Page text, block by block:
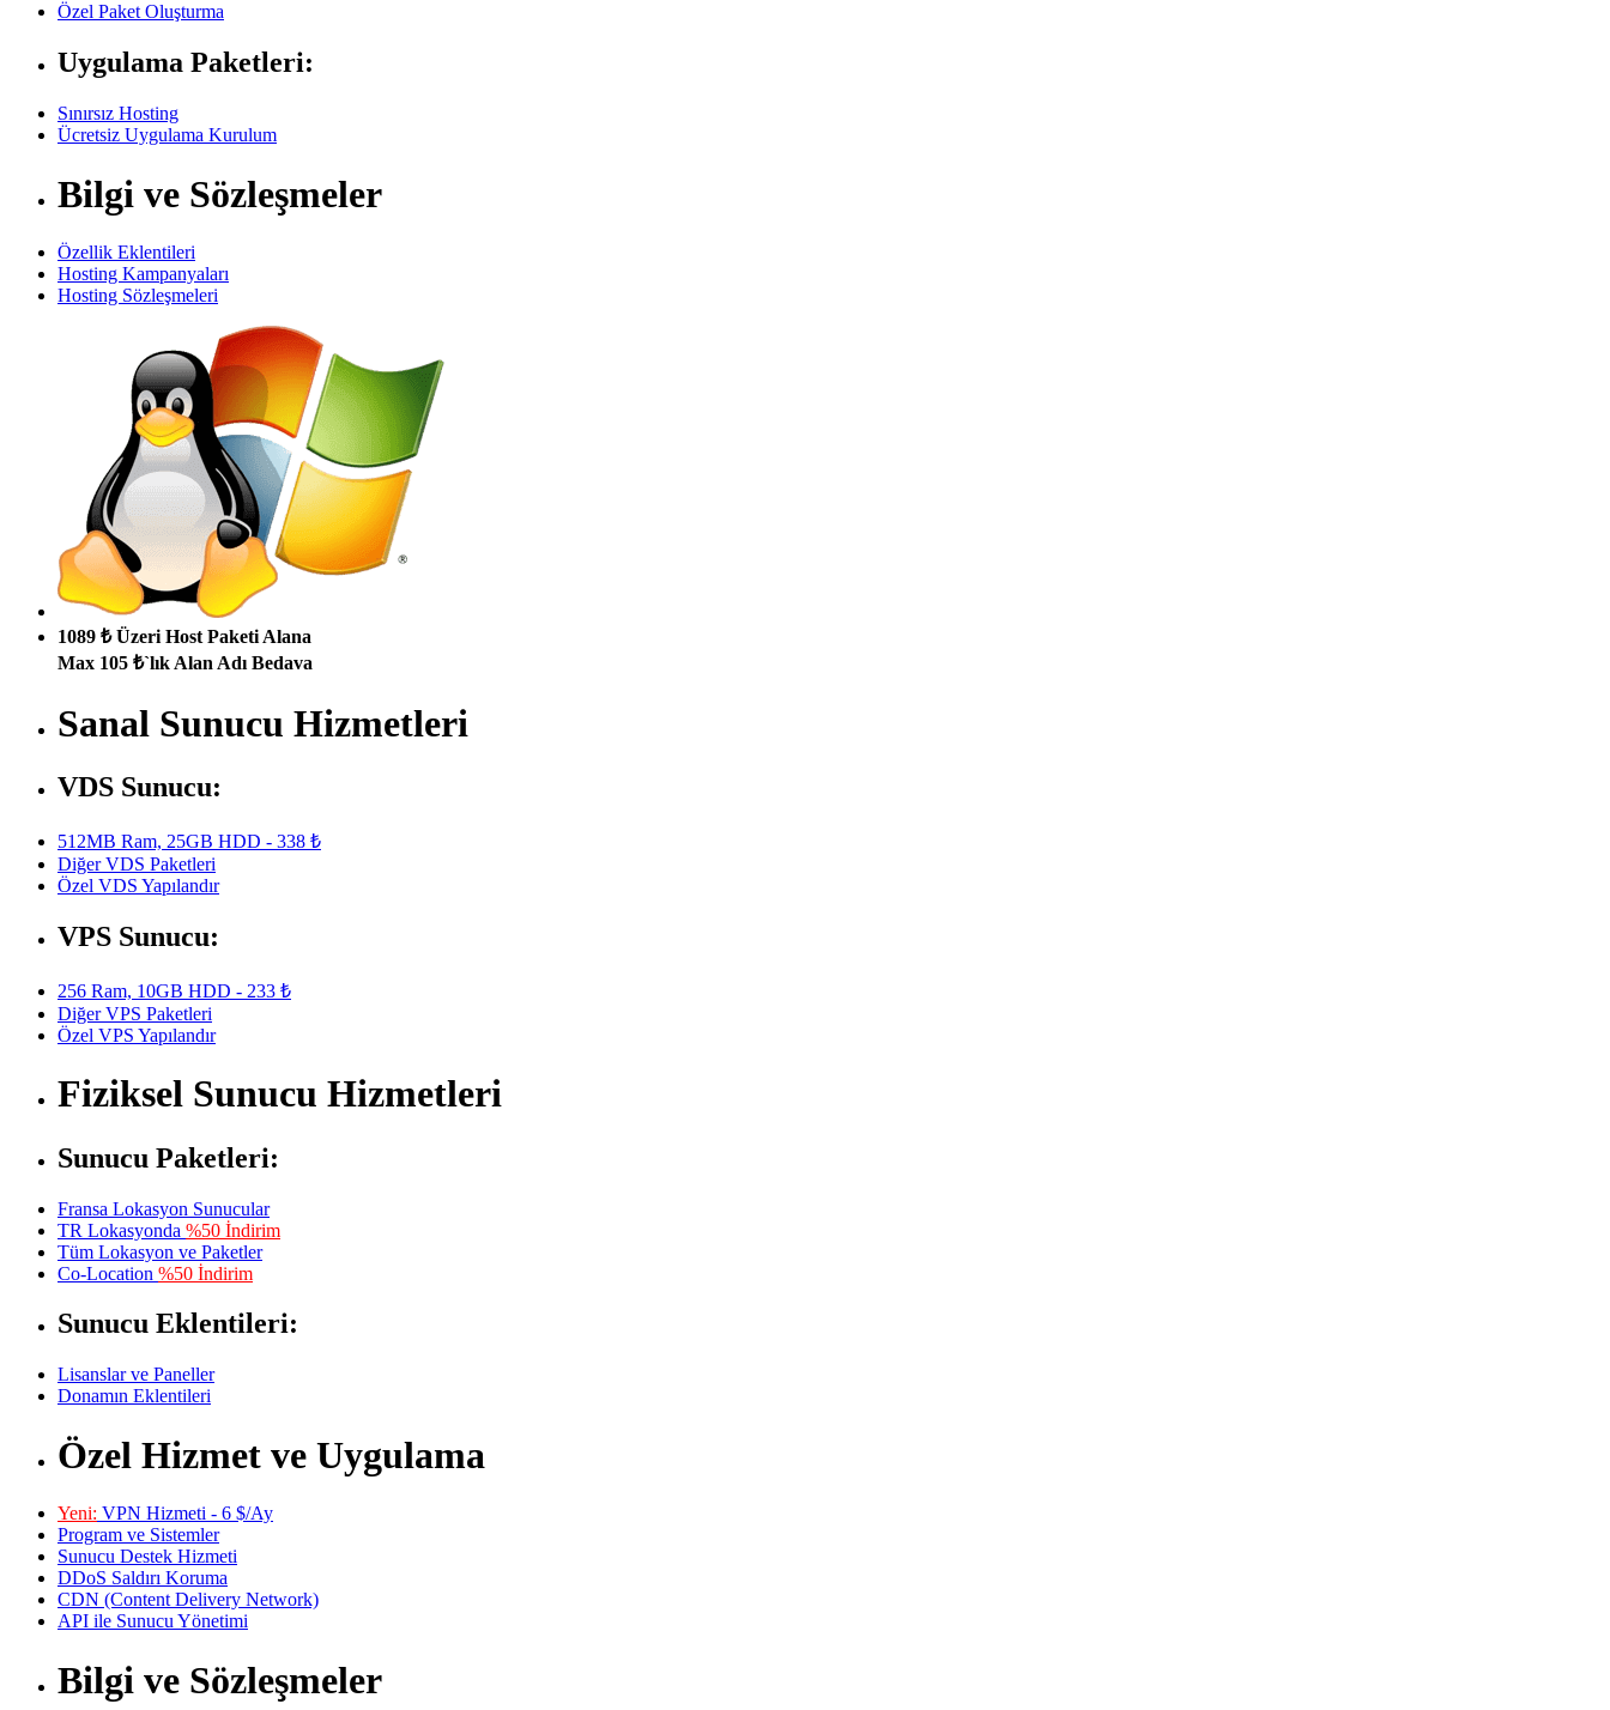
Özel Paket Oluşturma
Uygulama Paketleri:
Sınırsız Hosting
Ücretsiz Uygulama Kurulum
Bilgi ve Sözleşmeler
Özellik Eklentileri
Hosting Kampanyaları
Hosting Sözleşmeleri
1089 ₺ Üzeri Host Paketi Alana
Max 105 ₺`lık Alan Adı Bedava
Sanal Sunucu Hizmetleri
VDS Sunucu:
512MB Ram, 25GB HDD - 338 ₺
Diğer VDS Paketleri
Özel VDS Yapılandır
VPS Sunucu:
256 Ram, 10GB HDD - 233 ₺
Diğer VPS Paketleri
Özel VPS Yapılandır
Fiziksel Sunucu Hizmetleri
Sunucu Paketleri:
Fransa Lokasyon Sunucular
TR Lokasyonda %50 İndirim
Tüm Lokasyon ve Paketler
Co-Location %50 İndirim
Sunucu Eklentileri:
Lisanslar ve Paneller
Donamın Eklentileri
Özel Hizmet ve Uygulama
Yeni: VPN Hizmeti - 6 $/Ay
Program ve Sistemler
Sunucu Destek Hizmeti
DDoS Saldırı Koruma
CDN (Content Delivery Network)
API ile Sunucu Yönetimi
Bilgi ve Sözleşmeler